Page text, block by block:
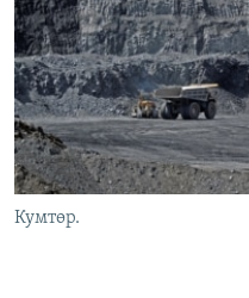
АЗАТТЫК+
ЫҢГАЙСЫЗ СУРООЛОР
ЭЕ/АРнун бардык
Кумтөр.